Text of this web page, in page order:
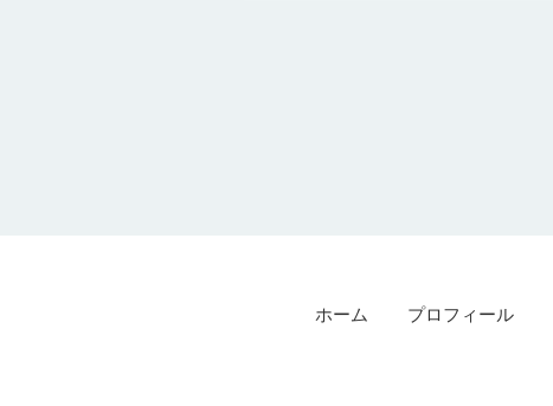
ホーム プロフィール